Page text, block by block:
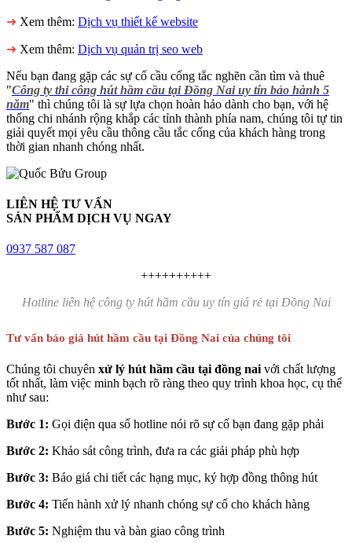
➜ Xem thêm: Dịch vụ thiết kế website
➜ Xem thêm: Dịch vụ quản trị seo web
Nếu bạn đang gặp các sự cố cầu cống tắc nghẽn cần tìm và thuê
"Công ty thi công hút hầm cầu tại Đồng Nai uy tín bảo hành 5
năm" thì chúng tôi là sự lựa chọn hoàn hảo dành cho bạn, với hệ
thống chi nhánh rộng khắp các tỉnh thành phía nam, chúng tôi tự tin
giải quyết mọi yêu cầu thông cầu tắc cống của khách hàng trong
thời gian nhanh chóng nhất.
LIÊN HỆ TƯ VẤN
SẢN PHẨM DỊCH VỤ NGAY
0937 587 087
++++++++++
Hotline liên hệ công ty hút hầm cầu uy tín giá rẻ tại Đồng Nai
Tư vấn báo giá hút hầm cầu tại Đồng Nai của chúng tôi
Chúng tôi chuyên xử lý hút hầm cầu tại đồng nai với chất lượng
tốt nhất, làm việc minh bạch rõ ràng theo quy trình khoa học, cụ thể
như sau:
Bước 1: Gọi điện qua số hotline nói rõ sự cố bạn đang gặp phải
Bước 2: Khảo sát công trình, đưa ra các giải pháp phù hợp
Bước 3: Báo giá chi tiết các hạng mục, ký hợp đồng thông hút
Bước 4: Tiến hành xử lý nhanh chóng sự cố cho khách hàng
Bước 5: Nghiệm thu và bàn giao công trình